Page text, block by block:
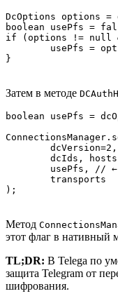
DcOptions options
boolean usePfs =
if (options != null
Затем в методе
boolean usePfs =
Метод
этот флаг в нативный
TL;DR: В Telega по
защита Telegram от
шифрования.